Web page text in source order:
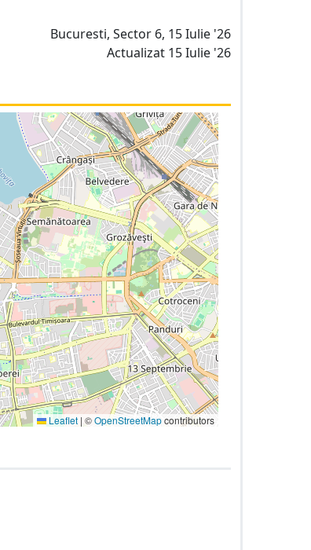
Bucuresti, Sector 6, 15 Iulie '26
Actualizat 15 Iulie '26
Leaflet | ©OpenStreetMapcontributors